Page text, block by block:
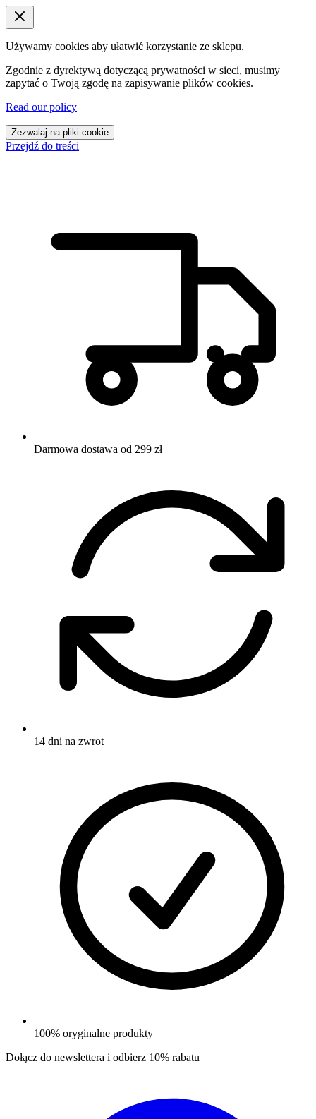
Używamy cookies aby ułatwić korzystanie ze sklepu.
Zgodnie z dyrektywą dotyczącą prywatności w sieci, musimy
zapytać o Twoją zgodę na zapisywanie plików cookies.
Read our policy
Zezwalaj na pliki cookie
Przejdź do treści
Darmowa dostawa od 299 zł
14 dni na zwrot
100% oryginalne produkty
Dołącz do newslettera i odbierz 10% rabatu